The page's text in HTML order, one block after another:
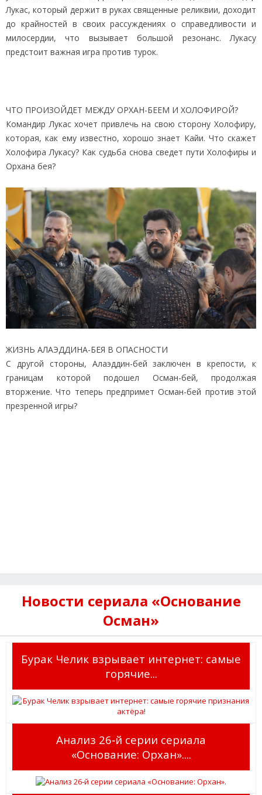
Лукас, который держит в руках священные реликвии, доходит
до крайностей в своих рассуждениях о справедливости и
милосердии, что вызывает большой резонанс. Лукасу
предстоит важная игра против турок.
ЧТО ПРОИЗОЙДЕТ МЕЖДУ ОРХАН-БЕЕМ И ХОЛОФИРОЙ?
Командир Лукас хочет привлечь на свою сторону Холофиру,
которая, как ему известно, хорошо знает Кайи. Что скажет
Холофира Лукасу? Как судьба снова сведет пути Холофиры и
Орхана бея?
ЖИЗНЬ АЛАЭДДИНА-БЕЯ В ОПАСНОСТИ
С другой стороны, Алаэддин-бей заключен в крепости, к
границам которой подошел Осман-бей, продолжая
вторжение. Что теперь предпримет Осман-бей против этой
презренной игры?
Новости сериала «Основание
Осман»
Бурак Челик взрывает интернет: самые
горячие...
Анализ 26‑й серии сериала
«Основание: Орхан»....